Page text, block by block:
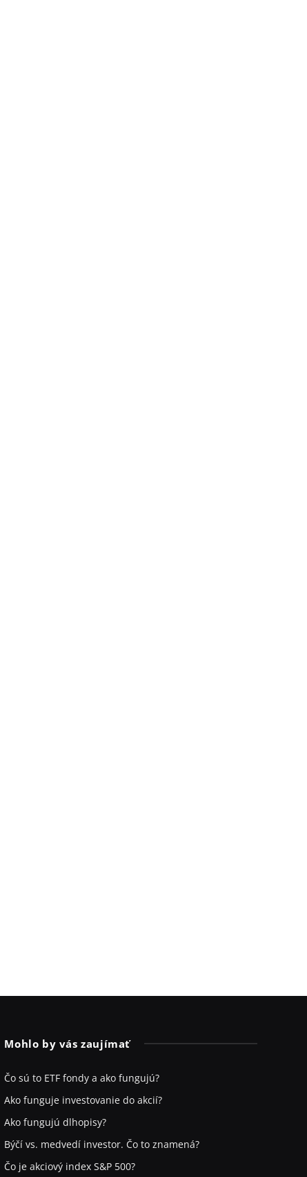
Mohlo by vás zaujímať
Čo sú to ETF fondy a ako fungujú?
Ako funguje investovanie do akcií?
Ako fungujú dlhopisy?
Býčí vs. medvedí investor. Čo to znamená?
Čo je akciový index S&P 500?